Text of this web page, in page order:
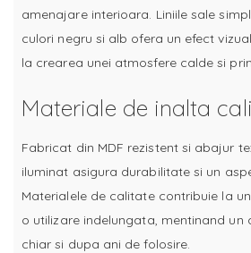
amenajare interioara. Liniile sale
culori negru si alb ofera un efect
la crearea unei atmosfere calde si
Materiale de inalta
Fabricat din MDF rezistent si abajur
iluminat asigura durabilitate si un
Materialele de calitate contribuie la
o utilizare indelungata, mentinand un
chiar si dupa ani de folosire.